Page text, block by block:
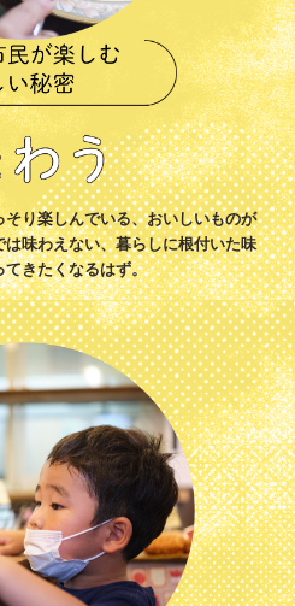
り楽しんでいる、おいしいものが
味わえない、暮らしに根付いた味
きたくなるはず。